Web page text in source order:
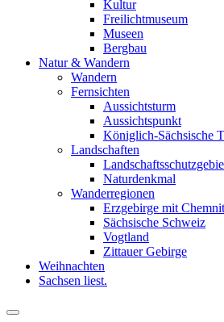
Kultur
Freilichtmuseum
Museen
Bergbau
Natur & Wandern
Wandern
Fernsichten
Aussichtsturm
Aussichtspunkt
Königlich-Sächsische
Landschaften
Naturdenkmal
Wanderregionen
Erzgebirge mit
Sächsische Schweiz
Vogtland
Zittauer Gebirge
Weihnachten
Sachsen liest.